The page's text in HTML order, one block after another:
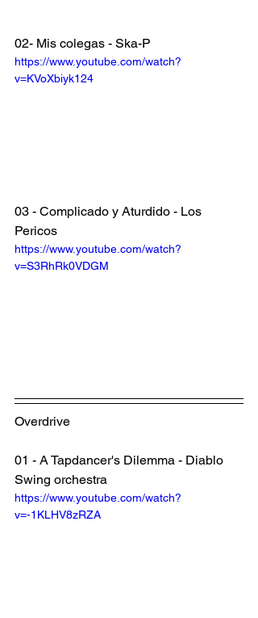
02- Mis colegas - Ska-P
https://www.youtube.com/watch?
v=KVoXbiyk124
03 - Complicado y Aturdido - Los
Pericos
https://www.youtube.com/watch?
v=S3RhRk0VDGM
Overdrive
01 - A Tapdancer's Dilemma - Diablo
Swing orchestra
https://www.youtube.com/watch?
v=-1KLHV8zRZA